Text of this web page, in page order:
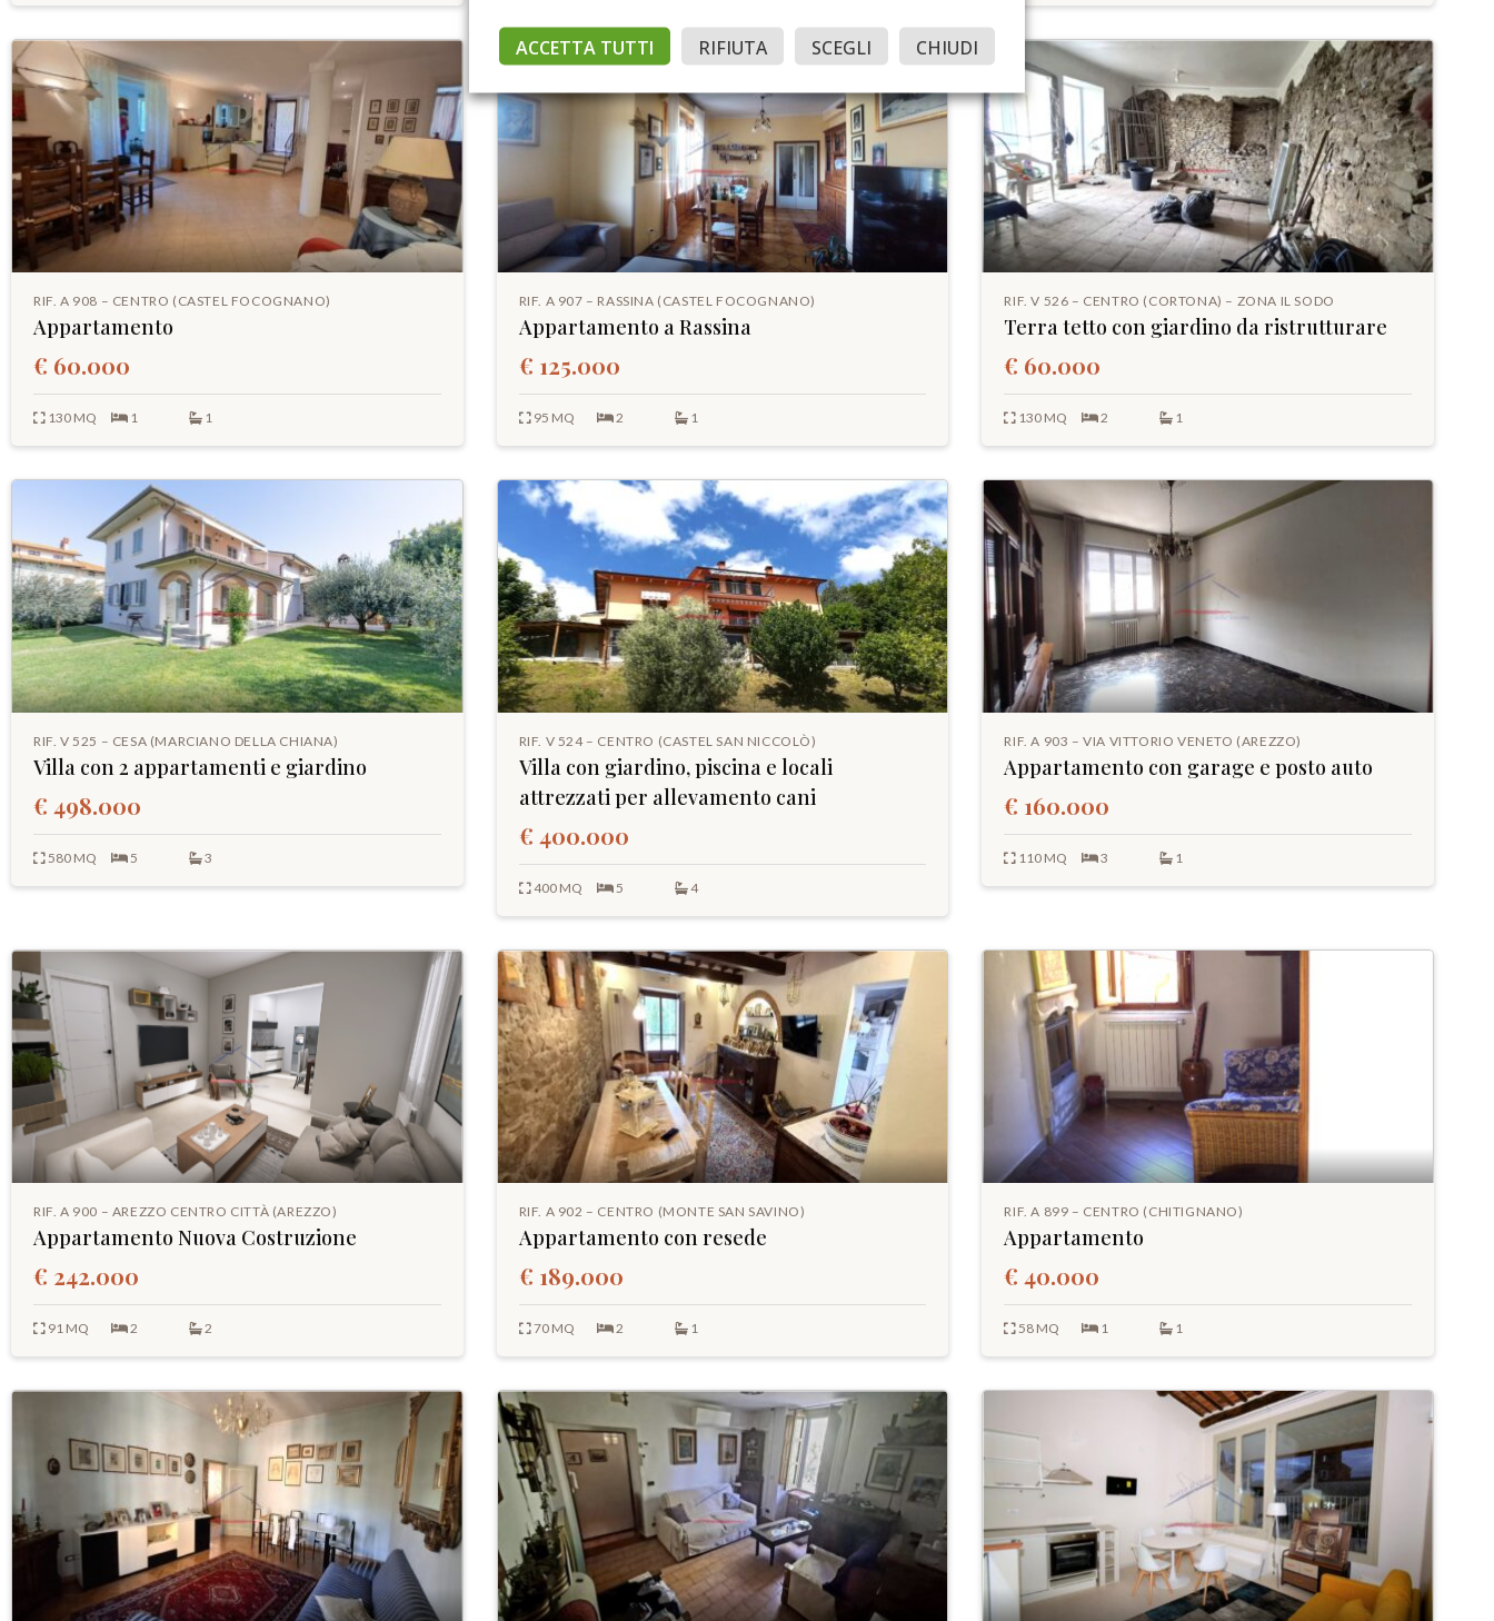
RIF. A 908 – CENTRO (CASTEL FOCOGNANO)
Appartamento
€ 60.000
130 MQ 1 1
RIF. A 907 – RASSINA (CASTEL FOCOGNANO)
Appartamento a Rassina
€ 125.000
95 MQ 2 1
RIF. V 526 – CENTRO (CORTONA) – ZONA IL SODO
Terra tetto con giardino da ristrutturare
€ 60.000
130 MQ 2 1
RIF. V 525 – CESA (MARCIANO DELLA CHIANA)
Villa con 2 appartamenti e giardino
€ 498.000
580 MQ 5 3
RIF. V 524 – CENTRO (CASTEL SAN NICCOLÒ)
Villa con giardino, piscina e locali
attrezzati per allevamento cani
€ 400.000
400 MQ 5 4
RIF. A 903 – VIA VITTORIO VENETO (AREZZO)
Appartamento con garage e posto auto
€ 160.000
110 MQ 3 1
RIF. A 900 – AREZZO CENTRO CITTÀ (AREZZO)
Appartamento Nuova Costruzione
€ 242.000
91 MQ 2 2
RIF. A 902 – CENTRO (MONTE SAN SAVINO)
Appartamento con resede
€ 189.000
70 MQ 2 1
RIF. A 899 – CENTRO (CHITIGNANO)
Appartamento
€ 40.000
58 MQ 1 1
ACCETTA TUTTI RIFIUTA SCEGLI CHIUDI